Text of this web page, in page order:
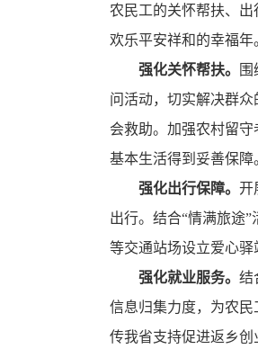
农民工的关怀帮扶、 出
欢乐平安祥和的幸福年
强化关怀帮扶。
问活动，切实解决群
会救助。加强农村留
基本生活得到妥善保障
强化出行保障。 开
出行。结合“情满旅途
等交通站场设立爱心驿
强化就业服务。 结
信息归集力度，为农
传我省支持促进返乡